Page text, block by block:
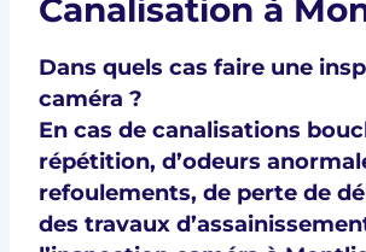
Canalisation à
Dans quels cas faire une
caméra ?
En cas de canalisations
répétition, d’odeurs
refoulements, de perte de
des travaux